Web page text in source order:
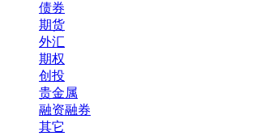
债券
期货
外汇
期权
创投
贵金属
融资融券
其它